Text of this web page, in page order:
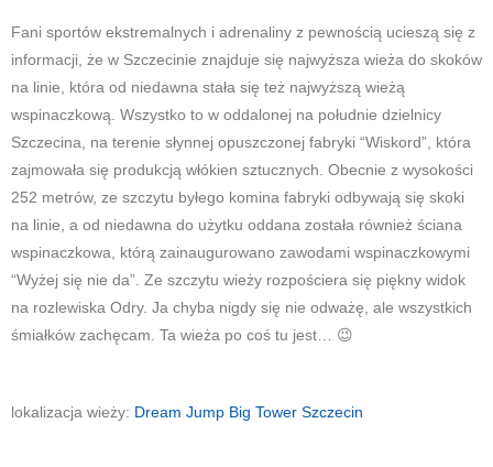
Fani sportów ekstremalnych i adrenaliny z pewnością ucieszą się z
informacji, że w Szczecinie znajduje się najwyższa wieża do skoków
na linie, która od niedawna stała się też najwyższą wieżą
wspinaczkową. Wszystko to w oddalonej na południe dzielnicy
Szczecina, na terenie słynnej opuszczonej fabryki “Wiskord”, która
zajmowała się produkcją włókien sztucznych. Obecnie z wysokości
252 metrów, ze szczytu byłego komina fabryki odbywają się skoki
na linie, a od niedawna do użytku oddana została również ściana
wspinaczkowa, którą zainaugurowano zawodami wspinaczkowymi
“Wyżej się nie da”. Ze szczytu wieży rozpościera się piękny widok
na rozlewiska Odry. Ja chyba nigdy się nie odważę, ale wszystkich
śmiałków zachęcam. Ta wieża po coś tu jest… 😉
lokalizacja wieży: Dream Jump Big Tower Szczecin